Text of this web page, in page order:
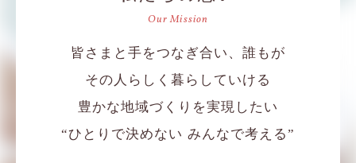
Our Mission
皆さまと手をつなぎ合い、誰もが
その人らしく暮らしていける
豊かな地域づくりを実現したい
“ひとりで決めない みんなで考える”